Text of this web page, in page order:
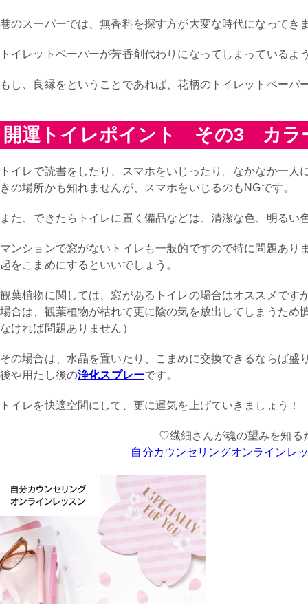
巷のスーパーでは、無香料を探す方が大変な時代になってき
トイレットペーパーが芳香剤代わりになってしまっているよ
もし、良縁をということであれば、花柄のトイレットペーパ
開運トイレポイント その3 カラ
トイレで読書をしたり、スマホをいじったり。なかなか一人
きの場所かも知れませんが、スマホをいじるのもNGです。
また、できたらトイレに置く備品などは、清潔な色、明るい
マンションで窓がないトイレも一般的ですので特に問題あり
起をこまめにするといいでしょう。
観葉植物に関しては、窓があるトイレの場合はオススメです
場合は、観葉植物が枯れて更に陰の気を放出してしまうため
なければ問題ありません）
その場合は、水晶を置いたり、こまめに交換できるならば盛
後や用たし後の浄化スプレーです。
トイレを快適空間にして、更に運気を上げていきましょう！
♡繊細さんが魂の望みを知る
自分カウンセリングオンラインレ